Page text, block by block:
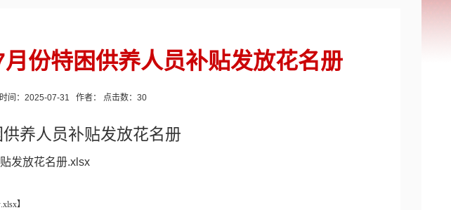
份特困供养人员补贴发放花名册
时间：2025-07-31 作者： 点击数： 30
养人员补贴发放花名册
发放花名册.xlsx
】